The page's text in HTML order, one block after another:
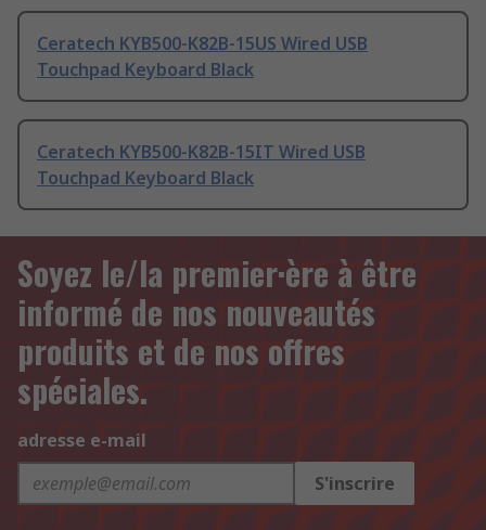
Ceratech KYB500-K82B-15US Wired USB
Touchpad Keyboard Black
Ceratech KYB500-K82B-15IT Wired USB
Touchpad Keyboard Black
Soyez le/la premier·ère à être
informé de nos nouveautés
produits et de nos offres
spéciales.
adresse e-mail
S'inscrire